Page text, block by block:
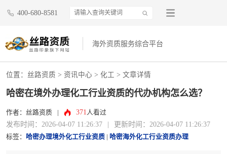
400-680-8581
海外资质服务综合平台
位置： 丝路资质 > 资讯中心 > 化工 > 文章详情
哈密在境外办理化工行业资质的代办机构怎么选？
作者：丝路资质 371人看过
发布时间：2026-04-07 11:26:37 更新时间：2026-04-07 11:26:37
标签： 哈密办理境外化工行业资质 哈密海外化工行业资质办理